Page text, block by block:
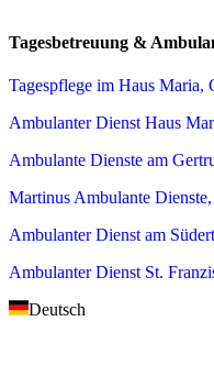
Tagesbetreuung &
Tagespflege im Haus Maria,
Ambulanter Dienst Haus
Ambulante Dienste am
Martinus Ambulante
Ambulanter Dienst am
Ambulanter Dienst St.
Deutsch